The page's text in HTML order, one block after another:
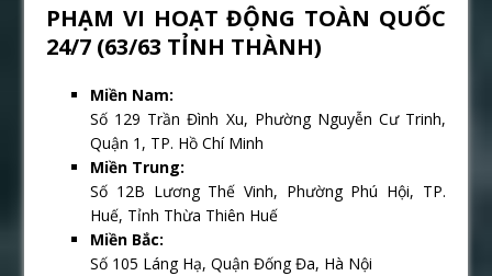
PHẠM VI HOẠT ĐỘNG TOÀN QUỐC
24/7 (63/63 TỈNH THÀNH)
Miền Nam:
Số 129 Trần Đình Xu, Phường Nguyễn Cư Trinh,
Quận 1, TP. Hồ Chí Minh
Miền Trung:
Số 12B Lương Thế Vinh, Phường Phú Hội, TP.
Huế, Tỉnh Thừa Thiên Huế
Miền Bắc:
Số 105 Láng Hạ, Quận Đống Đa, Hà Nội